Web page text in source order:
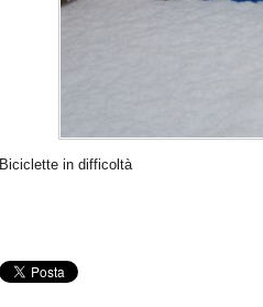
Biciclette in difficoltà